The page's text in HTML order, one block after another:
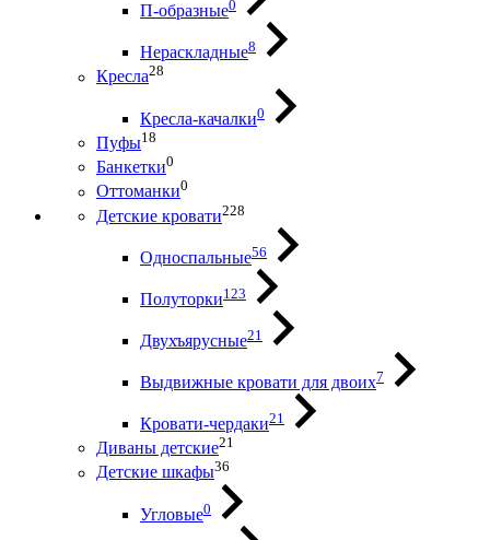
П-образные0
Нераскладные8
Кресла28
Кресла-качалки0
Пуфы18
Банкетки0
Оттоманки0
Детские кровати228
Односпальные56
Полуторки123
Двухъярусные21
Выдвижные кровати для двоих7
Кровати-чердаки21
Диваны детские21
Детские шкафы36
Угловые0